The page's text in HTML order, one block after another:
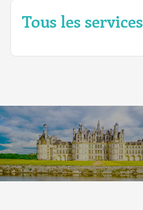
Tous les services